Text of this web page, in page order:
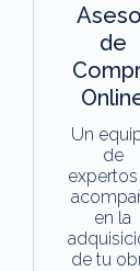
de
Un
de
en la
de tu